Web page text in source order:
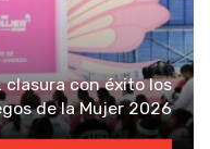
clasura con éxito los
de la Mujer 2026